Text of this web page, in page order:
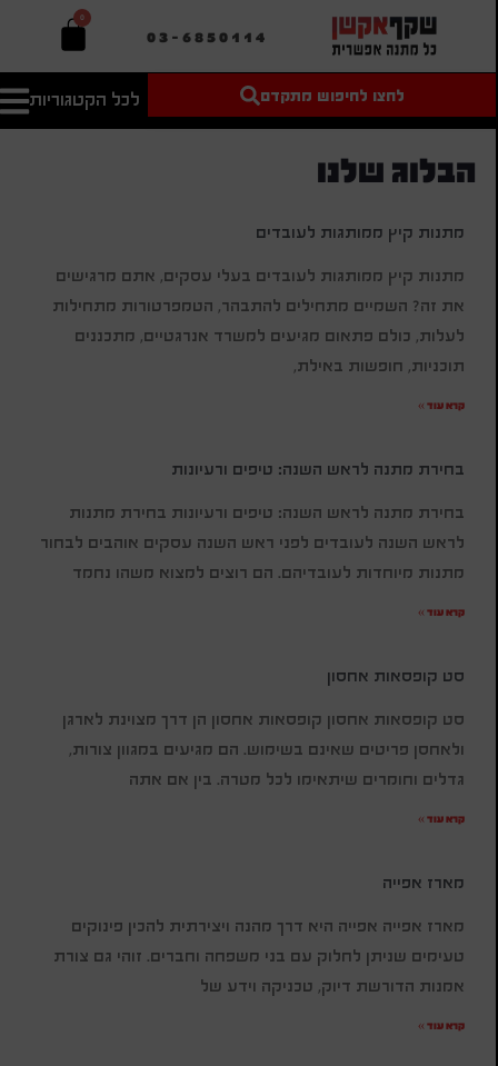
03-6850114
0
לכל הקטגוריות
טקסט חופשי
לחיפוש
מחיר מיני'
חיפוש
לחצו לחיפוש מתקדם
הבלוג שלנו
מתנות קיץ ממותגות לעובדים
מתנות קיץ ממותגות לעובדים בעלי עסקים, אתם מרגישים
את זה? השמיים מתחילים להתבהר, הטמפרטורות מתחילות
לעלות, כולם פתאום מגיעים למשרד אנרגטיים, מתכננים
תוכניות, חופשות באילת,
קרא עוד »
בחירת מתנה לראש השנה: טיפים ורעיונות
בחירת מתנה לראש השנה: טיפים ורעיונות בחירת מתנות
לראש השנה לעובדים לפני ראש השנה עסקים אוהבים לבחור
מתנות מיוחדות לעובדיהם. הם רוצים למצוא משהו נחמד
קרא עוד »
סט קופסאות אחסון
סט קופסאות אחסון קופסאות אחסון הן דרך מצוינת לארגן
ולאחסן פריטים שאינם בשימוש. הם מגיעים במגוון צורות,
גדלים וחומרים שיתאימו לכל מטרה. בין אם אתה
קרא עוד »
מארז אפייה
מארז אפייה אפייה היא דרך מהנה ויצירתית להכין פינוקים
טעימים שניתן לחלוק עם בני משפחה וחברים. זוהי גם צורת
אמנות הדורשת דיוק, טכניקה וידע של
קרא עוד »